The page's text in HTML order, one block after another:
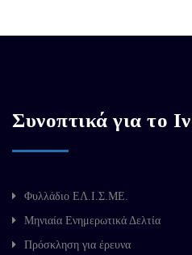
Συνοπτικά για το
Φυλλάδιο ΕΛ.Ι.Σ.ΜΕ.
Μηνιαία Ενημερωτικά Δελτία
Πρόσκληση για έρευνα